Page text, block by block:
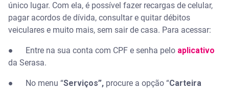
único lugar. Com ela, é possível fazer recargas de celular,
pagar acordos de dívida, consultar e quitar débitos
veiculares e muito mais, sem sair de casa. Para acessar:
● Entre na sua conta com CPF e senha pelo aplicativo
da Serasa.
● No menu “Serviços”, procure a opção “Carteira